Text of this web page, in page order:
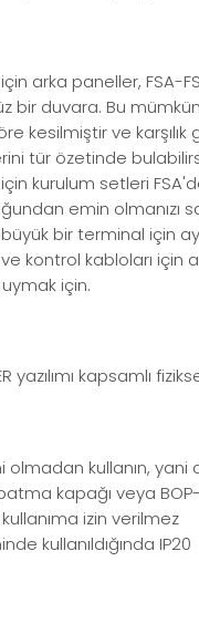
için arka paneller,
bir duvara. Bu
kesilmiştir ve
tür özetinde
için kurulum setleri
emin olmanızı
bir terminal için
kontrol kabloları için
için.
yazılımı kapsamlı
olmadan kullanın,
kapağı veya BOP-
izin verilmez
kullanıldığında IP20